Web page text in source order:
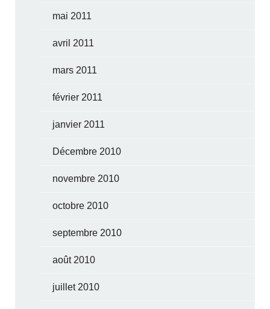
mai 2011
avril 2011
mars 2011
février 2011
janvier 2011
Décembre 2010
novembre 2010
octobre 2010
septembre 2010
août 2010
juillet 2010